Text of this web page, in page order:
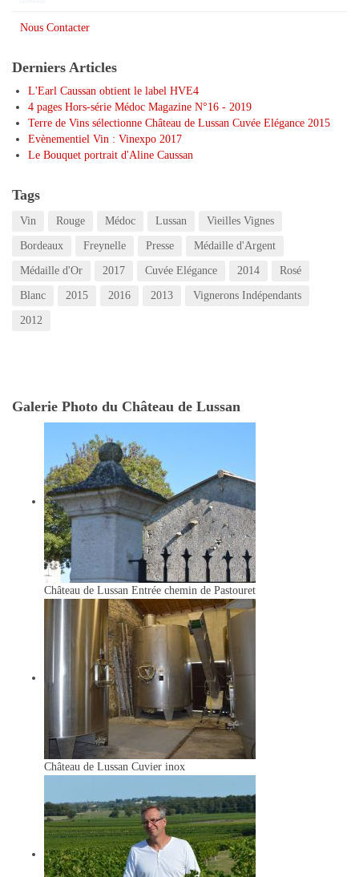
Nous Contacter
Derniers Articles
L'Earl Caussan obtient le label HVE4
4 pages Hors-série Médoc Magazine N°16 - 2019
Terre de Vins sélectionne Château de Lussan Cuvée Elégance 2015
Evènementiel Vin : Vinexpo 2017
Le Bouquet portrait d'Aline Caussan
Tags
Vin Rouge Médoc Lussan Vieilles Vignes
Bordeaux Freynelle Presse Médaille d'Argent
Médaille d'Or 2017 Cuvée Elégance 2014 Rosé
Blanc 2015 2016 2013 Vignerons Indépendants
2012
Galerie Photo du Château de Lussan
Château de Lussan Entrée chemin de Pastouret
Château de Lussan Cuvier inox